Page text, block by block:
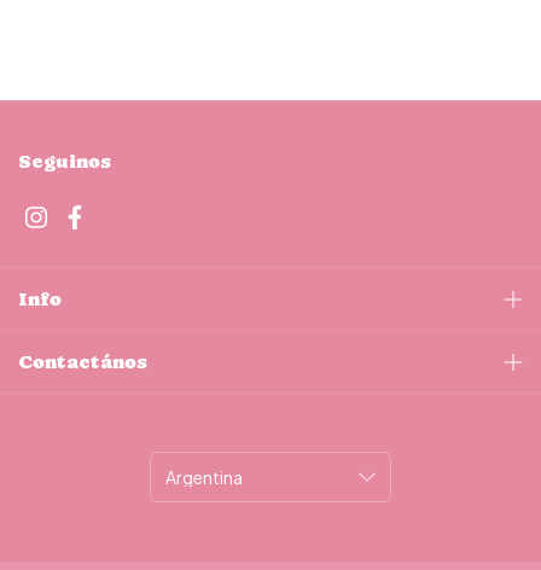
Seguinos
Info
Contactános